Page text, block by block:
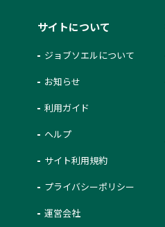
サイトについて
ジョブソエルについて
お知らせ
利用ガイド
ヘルプ
サイト利用規約
プライバシーポリシー
運営会社